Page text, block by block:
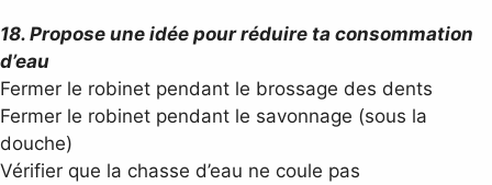
18. Propose une idée pour réduire ta consommation
d’eau
Fermer le robinet pendant le brossage des dents
Fermer le robinet pendant le savonnage (sous la
douche)
Vérifier que la chasse d’eau ne coule pas